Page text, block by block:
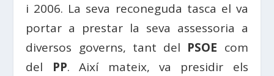
i 2006. La seva reconeguda tasca el va
portar a prestar la seva assessoria a
diversos governs, tant del PSOE com
del PP. Així mateix, va presidir els